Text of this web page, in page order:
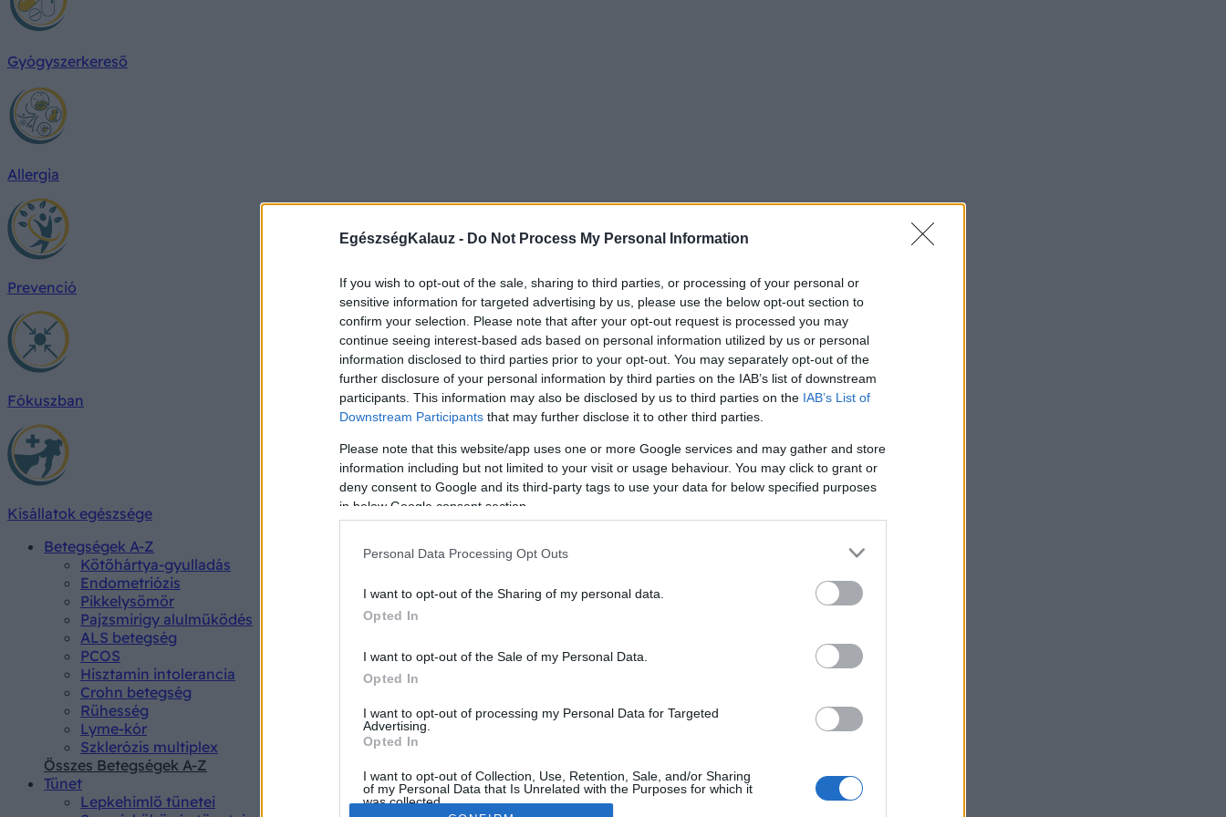
EgészségKalauz - Do Not Process My Personal Information
If you wish to opt-out of the sale, sharing to third parties, or processing of your personal or
sensitive information for targeted advertising by us, please use the below opt-out section to
confirm your selection. Please note that after your opt-out request is processed you may
continue seeing interest-based ads based on personal information utilized by us or personal
information disclosed to third parties prior to your opt-out. You may separately opt-out of the
further disclosure of your personal information by third parties on the IAB’s list of downstream
participants. This information may also be disclosed by us to third parties on the IAB’s List of
Downstream Participants that may further disclose it to other third parties.
Please note that this website/app uses one or more Google services and may gather and store
information including but not limited to your visit or usage behaviour. You may click to grant or
deny consent to Google and its third-party tags to use your data for below specified purposes
in below Google consent section.
Personal Data Processing Opt Outs
I want to opt-out of the Sharing of my personal data.
Opted In
I want to opt-out of the Sale of my Personal Data.
Opted In
I want to opt-out of processing my Personal Data for Targeted
Advertising.
Opted In
I want to opt-out of Collection, Use, Retention, Sale, and/or Sharing
of my Personal Data that Is Unrelated with the Purposes for which it
was collected.
Gyógyszerkereső
Allergia
Prevenció
Fókuszban
Kisállatok egészsége
Betegségek A-Z
Kötőhártya-gyulladás
Endometriózis
Pikkelysömör
Pajzsmirigy alulműködés
ALS betegség
PCOS
Hisztamin intolerancia
Crohn betegség
Rühesség
Lyme-kór
Szklerózis multiplex
Összes Betegségek A-Z
Tünet
Lepkehimlő tünetei